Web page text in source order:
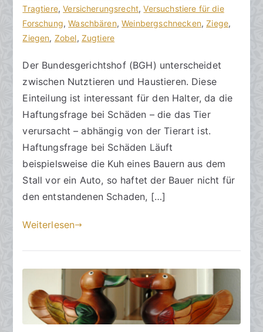
2
9
.
o
v
e
m
2
0
2
Tragtiere,Versicherungsrecht,Versuchstiere für die
Forschung,Waschbären,Weinbergschnecken,Ziege,
Ziegen, Zobel, Zugtiere
Der Bundesgerichtshof (BGH) unterscheidet
zwischen Nutztieren und Haustieren. Diese
Einteilung ist interessant für den Halter, da die
Haftungsfrage bei Schäden – die das Tier
verursacht – abhängig von der Tierart ist.
Haftungsfrage bei Schäden Läuft
beispielsweise die Kuh eines Bauern aus dem
Stall vor ein Auto, so haftet der Bauer nicht für
den entstandenen Schaden, […]
Weiterlesen